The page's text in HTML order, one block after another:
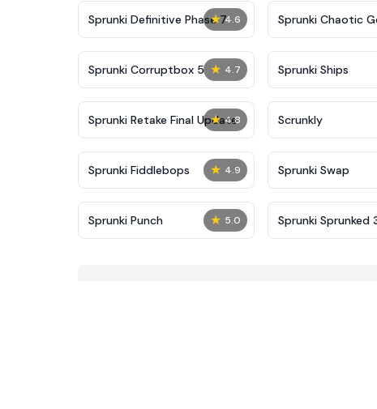
★ 4.6
Sprunki Definitive Phase 7 Sprunki Chaotic
★ 4.7
Sprunki Corruptbox 5 Sprunki Ships
★ 4.8
Sprunki Retake Final Update Scrunkly
★ 4.9
Sprunki Fiddlebops Sprunki Swap
★ 5.0
Sprunki Punch Sprunki Sprunked